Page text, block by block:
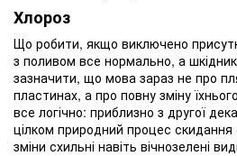
Хлороз
Що робити, якщо виключено
з поливом все нормально, а
зазначити, що мова зараз не про
пластинах, а про повну зміну
все логічно: приблизно з другої
цілком природний процес
зміни схильні навіть вічнозелені